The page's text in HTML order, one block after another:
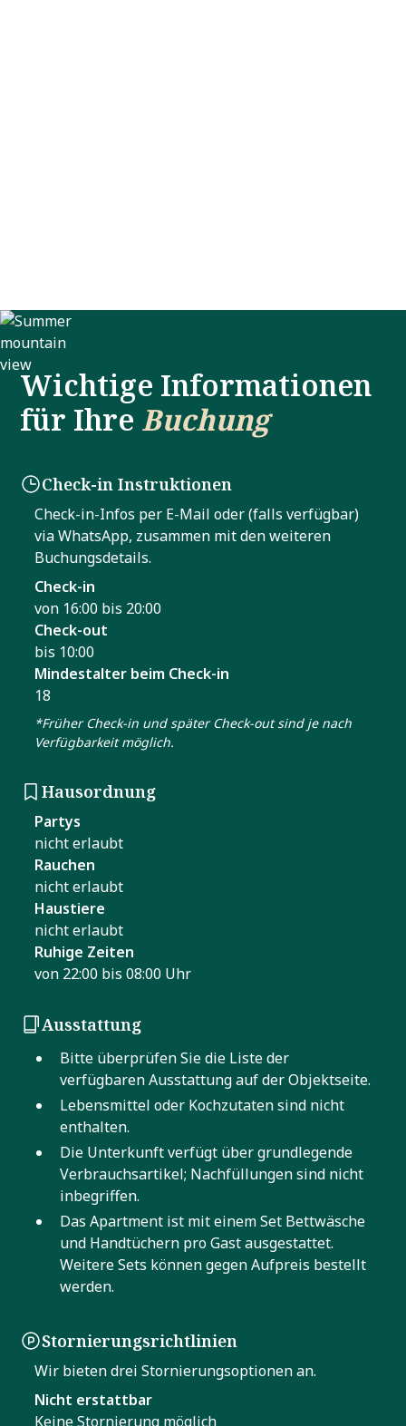
Wichtige Informationen
für Ihre Buchung
Check-in Instruktionen
Check-in-Infos per E-Mail oder (falls verfügbar)
via WhatsApp, zusammen mit den weiteren
Buchungsdetails.
Check-in
von 16:00 bis 20:00
Check-out
bis 10:00
Mindestalter beim Check-in
18
*Früher Check-in und später Check-out sind je nach
Verfügbarkeit möglich.
Hausordnung
Partys
nicht erlaubt
Rauchen
nicht erlaubt
Haustiere
nicht erlaubt
Ruhige Zeiten
von 22:00 bis 08:00 Uhr
Ausstattung
Bitte überprüfen Sie die Liste der
verfügbaren Ausstattung auf der Objektseite.
Lebensmittel oder Kochzutaten sind nicht
enthalten.
Die Unterkunft verfügt über grundlegende
Verbrauchsartikel; Nachfüllungen sind nicht
inbegriffen.
Das Apartment ist mit einem Set Bettwäsche
und Handtüchern pro Gast ausgestattet.
Weitere Sets können gegen Aufpreis bestellt
werden.
Stornierungsrichtlinien
Wir bieten drei Stornierungsoptionen an.
Nicht erstattbar
Keine Stornierung möglich